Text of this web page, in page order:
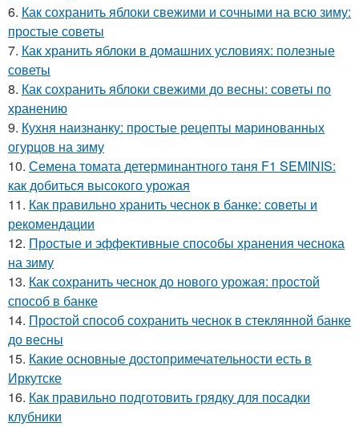
6. Как сохранить яблоки свежими и сочными на всю зиму:
простые советы
7. Как хранить яблоки в домашних условиях: полезные
советы
8. Как сохранить яблоки свежими до весны: советы по
хранению
9. Кухня наизнанку: простые рецепты маринованных
огурцов на зиму
10. Семена томата детерминантного таня F1 SEMINIS:
как добиться высокого урожая
11. Как правильно хранить чеснок в банке: советы и
рекомендации
12. Простые и эффективные способы хранения чеснока
на зиму
13. Как сохранить чеснок до нового урожая: простой
способ в банке
14. Простой способ сохранить чеснок в стеклянной банке
до весны
15. Какие основные достопримечательности есть в
Иркутске
16. Как правильно подготовить грядку для посадки
клубники